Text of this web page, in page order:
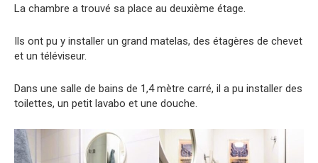
La chambre a trouvé sa place au deuxième étage.
Ils ont pu y installer un grand matelas, des étagères de chevet
et un téléviseur.
Dans une salle de bains de 1,4 mètre carré, il a pu installer des
toilettes, un petit lavabo et une douche.